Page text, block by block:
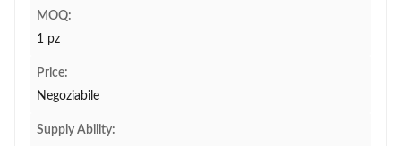
MOQ:
1 pz
Price:
Negoziabile
Supply Ability: